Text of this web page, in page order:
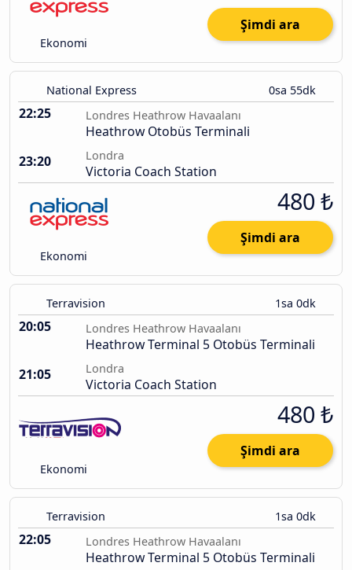
Ekonomi
Şimdi ara
National Express 0sa 55dk
22:25 Londres Heathrow Havaalanı
Heathrow Otobüs Terminali
23:20
Londra
Victoria Coach Station
Ekonomi
480 ₺
Şimdi ara
Terravision 1sa 0dk
20:05 Londres Heathrow Havaalanı
Heathrow Terminal 5 Otobüs Terminali
21:05
Londra
Victoria Coach Station
Ekonomi
480 ₺
Şimdi ara
Terravision 1sa 0dk
22:05 Londres Heathrow Havaalanı
Heathrow Terminal 5 Otobüs Terminali